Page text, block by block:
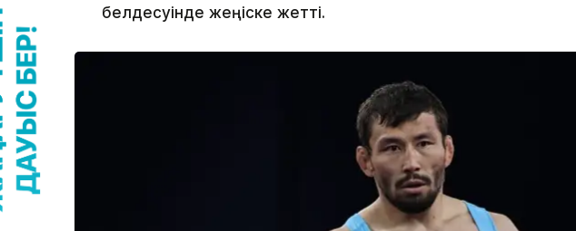
белдесуінде жеңіске жетті.